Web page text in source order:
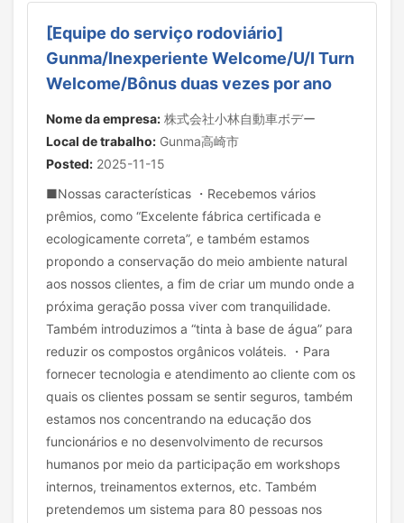
[Equipe do serviço rodoviário]
Gunma/Inexperiente Welcome/U/I Turn
Welcome/Bônus duas vezes por ano
Nome da empresa: 株式会社小林自動車ボデー
Local de trabalho: Gunma高崎市
Posted: 2025-11-15
■Nossas características ・Recebemos vários
prêmios, como “Excelente fábrica certificada e
ecologicamente correta”, e também estamos
propondo a conservação do meio ambiente natural
aos nossos clientes, a fim de criar um mundo onde a
próxima geração possa viver com tranquilidade.
Também introduzimos a “tinta à base de água” para
reduzir os compostos orgânicos voláteis. ・Para
fornecer tecnologia e atendimento ao cliente com os
quais os clientes possam se sentir seguros, também
estamos nos concentrando na educação dos
funcionários e no desenvolvimento de recursos
humanos por meio da participação em workshops
internos, treinamentos externos, etc. Também
pretendemos um sistema para 80 pessoas nos